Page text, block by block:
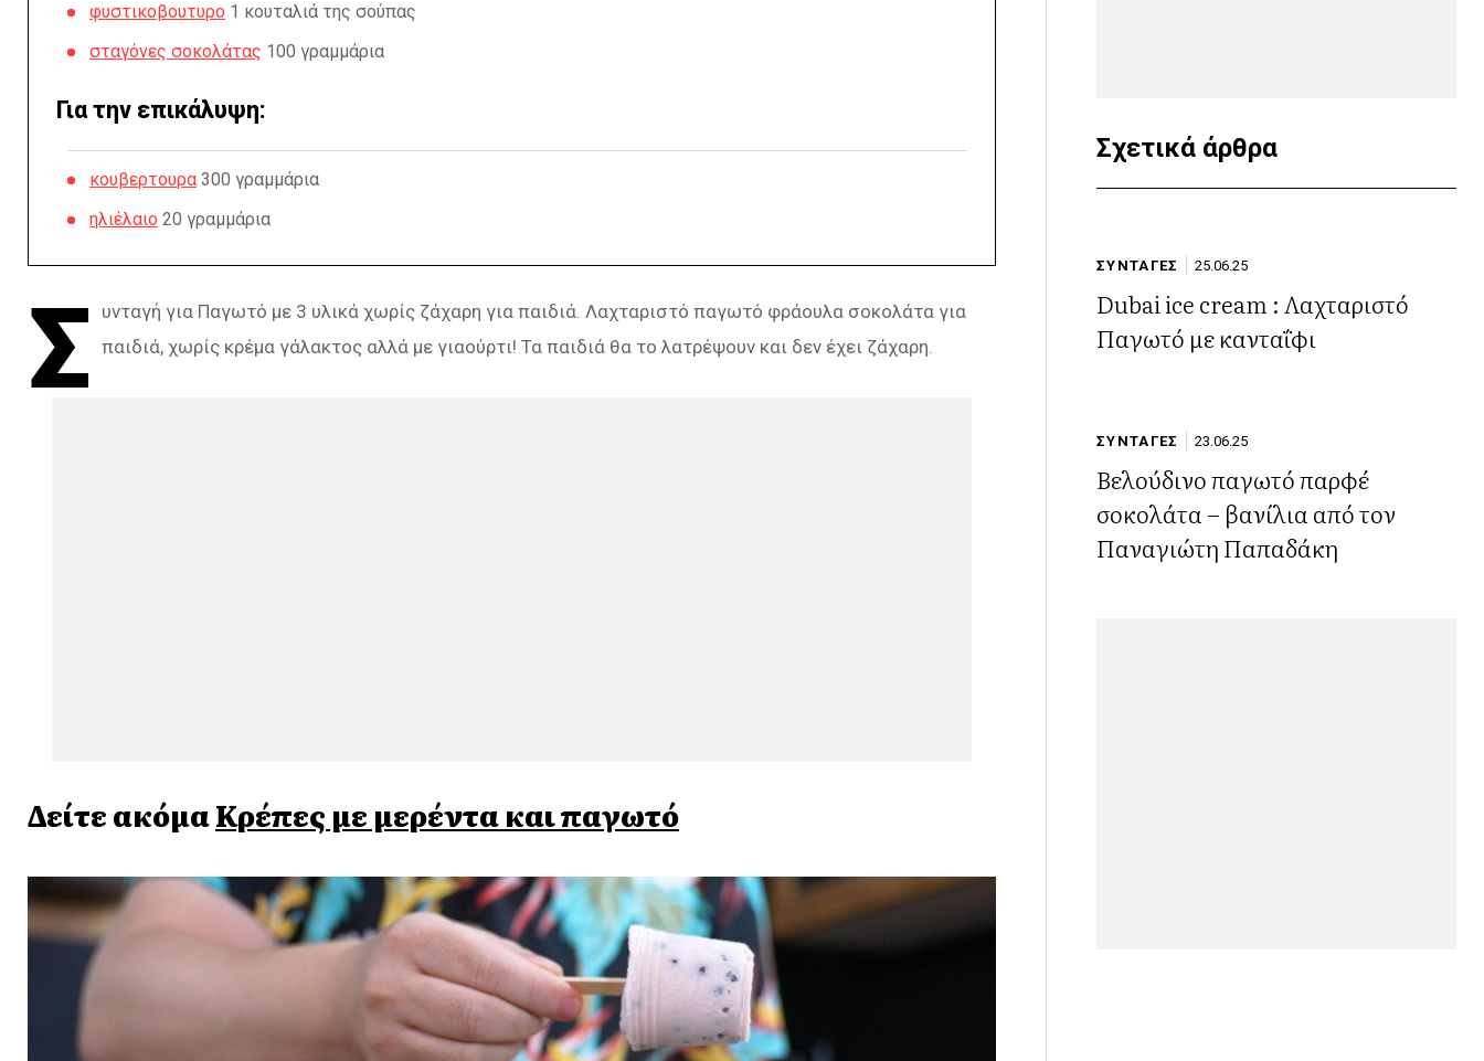
φυστικοβουτυρο 1 κουταλιά της σούπας
σταγόνες σοκολάτας 100 γραμμάρια
Για την επικάλυψη:
κουβερτουρα 300 γραμμάρια
ηλιέλαιο 20 γραμμάρια
Σ
υνταγή για Παγωτό με 3 υλικά χωρίς ζάχαρη για παιδιά. Λαχταριστό παγωτό φράουλα σοκολάτα για
παιδιά, χωρίς κρέμα γάλακτος αλλά με γιαούρτι! Τα παιδιά θα το λατρέψουν και δεν έχει ζάχαρη.
Δείτε ακόμαΚρέπες με μερέντα και παγωτό
Σχετικά άρθρα
ΣΥΝΤΑΓΕΣ 25.06.25
Dubai ice cream : Λαχταριστό
Παγωτό με κανταΐφι
ΣΥΝΤΑΓΕΣ 23.06.25
Βελούδινο παγωτό παρφέ
σοκολάτα – βανίλια από τον
Παναγιώτη Παπαδάκη